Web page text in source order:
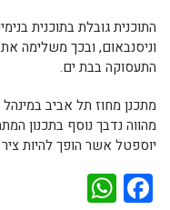
התוכנית גובלת בתוכנית
וניסנבאום, ובכך משלימה
התעסוקה בבת ים.
מתכנן מחוז תל אביב במינהל
מהווה נדבך נוסף בתכנון
יוספטל אשר הופך להיות
Facebook